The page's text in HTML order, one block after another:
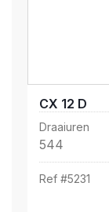
CX 12 D
Draaiuren
544
Ref #5231